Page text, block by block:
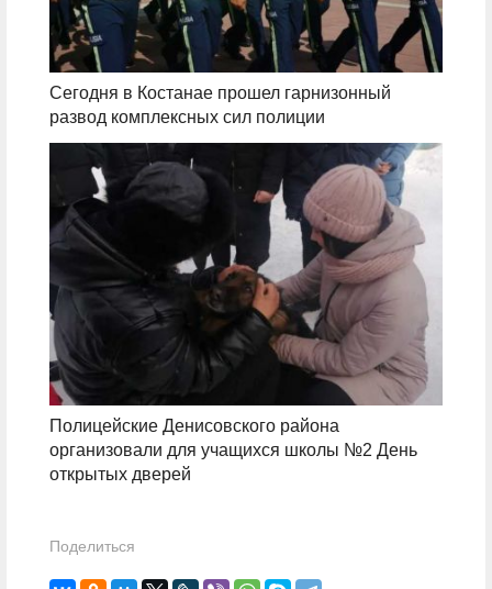
Сегодня в Костанае прошел гарнизонный
развод комплексных сил полиции
Полицейские Денисовского района
организовали для учащихся школы №2 День
открытых дверей
Поделиться